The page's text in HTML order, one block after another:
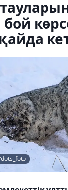
бой